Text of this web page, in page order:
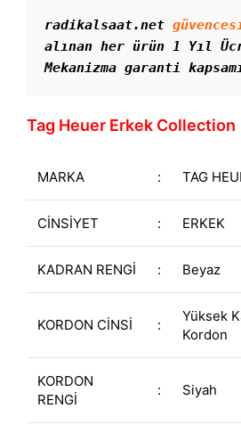
radikalsaat.net
alınan her ürün 1 Yıl
Mekanizma garanti
Tag Heuer Erkek Collection
MARKA : TAG
CİNSİYET : ERKEK
KADRAN RENGİ : Beyaz
KORDON CİNSİ :
Yüksek
Kordon
KORDON
RENGİ
: Siyah